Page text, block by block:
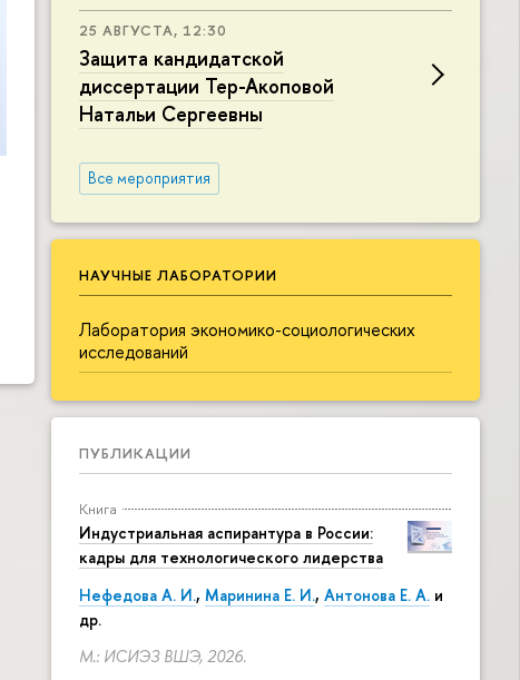
25 АВГУСТА, 12:30
Защита кандидатской
диссертации Тер-Акоповой
Натальи Сергеевны
Все мероприятия
НАУЧНЫЕ ЛАБОРАТОРИИ
Лаборатория экономико-социологических
исследований
ПУБЛИКАЦИИ
Книга
Индустриальная аспирантура в России:
кадры для технологического лидерства
Нефедова А. И., Маринина Е. И., Антонова Е. А. и
др.
М.: ИСИЭЗ ВШЭ, 2026.